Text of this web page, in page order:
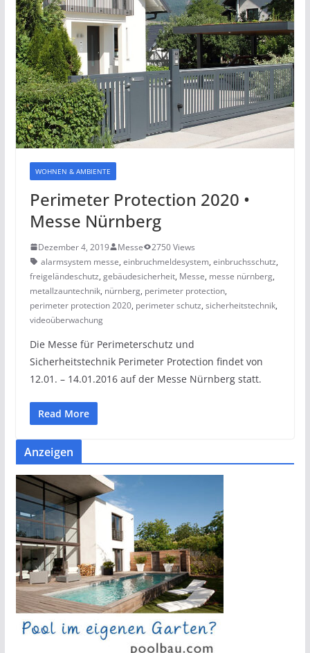
WOHNEN & AMBIENTE
Perimeter Protection 2020 •
Messe Nürnberg
Dezember 4, 2019 Messe
2750 Views
alarmsystem messe, einbruchmeldesystem, einbruchsschutz,
freigeländeschutz, gebäudesicherheit, Messe, messe nürnberg,
metallzauntechnik, nürnberg, perimeter protection,
perimeter protection 2020, perimeter schutz, sicherheitstechnik,
videoüberwachung
Die Messe für Perimeterschutz und
Sicherheitstechnik Perimeter Protection findet von
12.01. – 14.01.2016 auf der Messe Nürnberg statt.
Read More
Anzeigen